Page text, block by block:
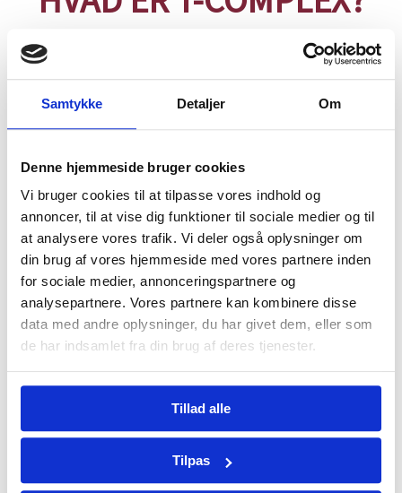
Samtykke Detaljer Om
Denne hjemmeside bruger cookies
Vi bruger cookies til at tilpasse vores indhold og
annoncer, til at vise dig funktioner til sociale medier og til
at analysere vores trafik. Vi deler også oplysninger om
din brug af vores hjemmeside med vores partnere inden
for sociale medier, annonceringspartnere og
analysepartnere. Vores partnere kan kombinere disse
data med andre oplysninger, du har givet dem, eller som
de har indsamlet fra din brug af deres tjenester.
Tillad alle
Tilpas
T-Complex er et kosttilskud udviklet til energi,
overskud og muskelmasse.
PRØV NU